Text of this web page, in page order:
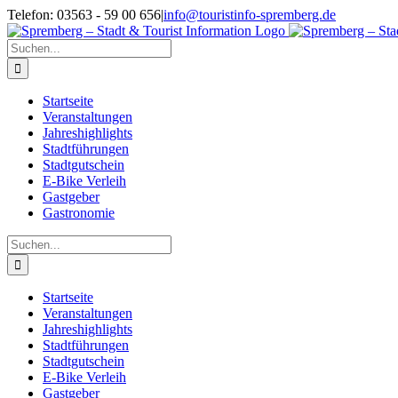
Zum
Inhalt
springen
Telefon: 03563 - 59 00 656|info@touristinfo-spremberg.de
Facebook
Instagram
Suche
nach:
Startseite
Veranstaltungen
Jahreshighlights
Stadtführungen
Stadtgutschein
E-Bike Verleih
Gastgeber
Gastronomie
Suche
nach:
Startseite
Veranstaltungen
Jahreshighlights
Stadtführungen
Stadtgutschein
E-Bike Verleih
Gastgeber